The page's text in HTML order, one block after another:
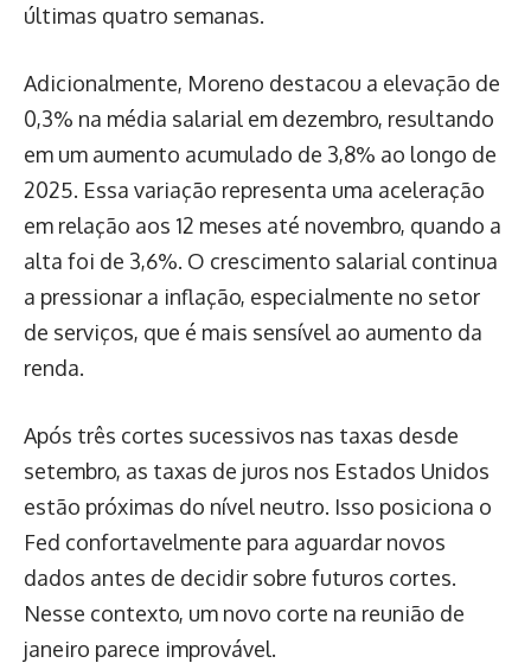
últimas quatro semanas.
Adicionalmente, Moreno destacou a elevação de
0,3% na média salarial em dezembro, resultando
em um aumento acumulado de 3,8% ao longo de
2025. Essa variação representa uma aceleração
em relação aos 12 meses até novembro, quando a
alta foi de 3,6%. O crescimento salarial continua
a pressionar a inflação, especialmente no setor
de serviços, que é mais sensível ao aumento da
renda.
Após três cortes sucessivos nas taxas desde
setembro, as taxas de juros nos Estados Unidos
estão próximas do nível neutro. Isso posiciona o
Fed confortavelmente para aguardar novos
dados antes de decidir sobre futuros cortes.
Nesse contexto, um novo corte na reunião de
janeiro parece improvável.